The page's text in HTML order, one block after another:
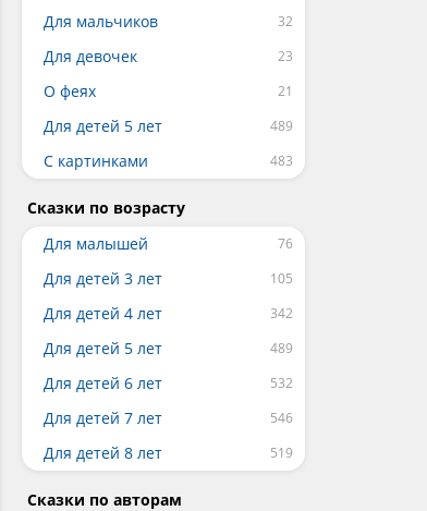
Для мальчиков
Для девочек
О феях
Для детей 5 лет
С картинками
Сказки по возрасту
Для малышей
Для детей 3 лет
Для детей 4 лет
Для детей 5 лет
Для детей 6 лет
Для детей 7 лет
Для детей 8 лет
Сказки по авторам